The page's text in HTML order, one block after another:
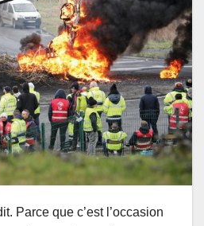
Parce que c’est l’occasion